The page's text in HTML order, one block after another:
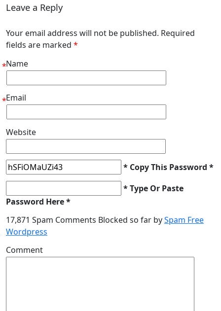
Leave a Reply
Your email address will not be published. Required
fields are marked *
Name
*
Email
*
Website
* Copy This Password *
* Type Or Paste
Password Here *
17,871 Spam Comments Blocked so far bySpam Free
Wordpress
Comment